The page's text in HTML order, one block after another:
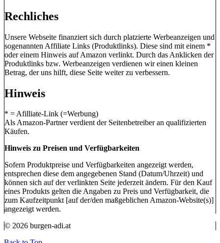
Rechliches
Unsere Webseite finanziert sich durch platzierte Werbeanzeigen und
sogenannten Affiliate Links (Produktlinks). Diese sind mit einem *
oder einem Hinweis auf Amazon verlinkt. Durch das Anklicken der
Produktlinks bzw. Werbeanzeigen verdienen wir einen kleinen
Betrag, der uns hilft, diese Seite weiter zu verbessern.
Hinweis
* = Afilliate-Link (=Werbung)
Als Amazon-Partner verdient der Seitenbetreiber an qualifizierten
Käufen.
Hinweis zu Preisen und Verfügbarkeiten
Sofern Produktpreise und Verfügbarkeiten angezeigt werden,
entsprechen diese dem angegebenen Stand (Datum/Uhrzeit) und
können sich auf der verlinkten Seite jederzeit ändern. Für den Kauf
eines Produkts gelten die Angaben zu Preis und Verfügbarkeit, die
zum Kaufzeitpunkt [auf der/den maßgeblichen Amazon-Website(s)]
angezeigt werden.
© 2026 burgen-adi.at